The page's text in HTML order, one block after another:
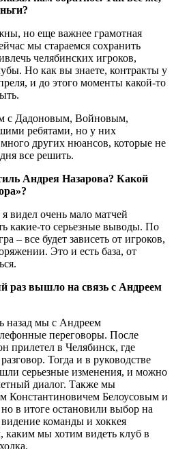
но еще важнее грамотная
мы стараемся сохранить
челябинских игроков,
Но как вы знаете, контракты у
и до этого моменты какой-то
с Дадоновым, Войновым,
ребятами, но у них
других нюансов, которые не
все решить.
Андрея Назарова? Какой
видел очень мало матчей
какие-то серьезные выводы. По
– все будет зависеть от игроков,
Это и есть база, от
раз вышло на связь с Андреем
назад мы с Андреем
переговоры. После
прилетел в Челябинск, где
Тогда и в руководстве
серьезные изменения, и можно
диалог. Также мы
Константиновичем Белоусовым и
в итоге остановили выбор на
команды и хоккея
каким мы хотим видеть клуб в